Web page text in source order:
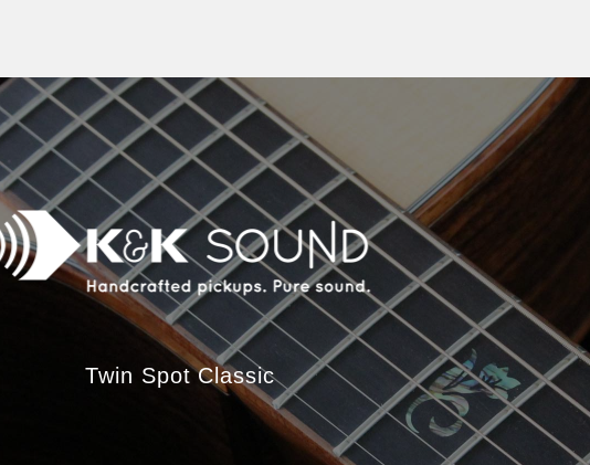
Twin Spot Classic